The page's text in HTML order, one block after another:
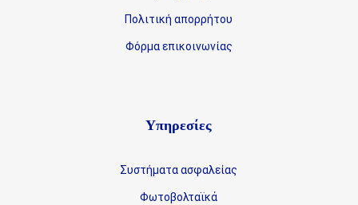
Πολιτική απορρήτου
Φόρμα επικοινωνίας
Υπηρεσίες
Συστήματα ασφαλείας
Φωτοβολταϊκά